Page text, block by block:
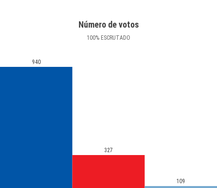
Número de votos
100% ESCRUTADO
940
327
109